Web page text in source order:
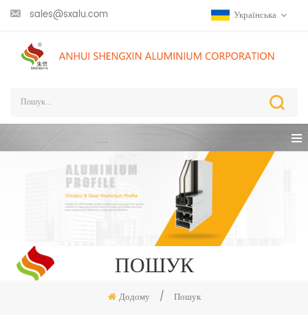
sales@sxalu.com Українська
ПОШУК
Додому / Пошук